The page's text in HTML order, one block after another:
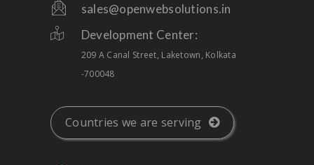
sales@openwebsolutions.in
Development Center:
209 A Canal Street, Laketown, Kolkata
-700048
Countries we are serving